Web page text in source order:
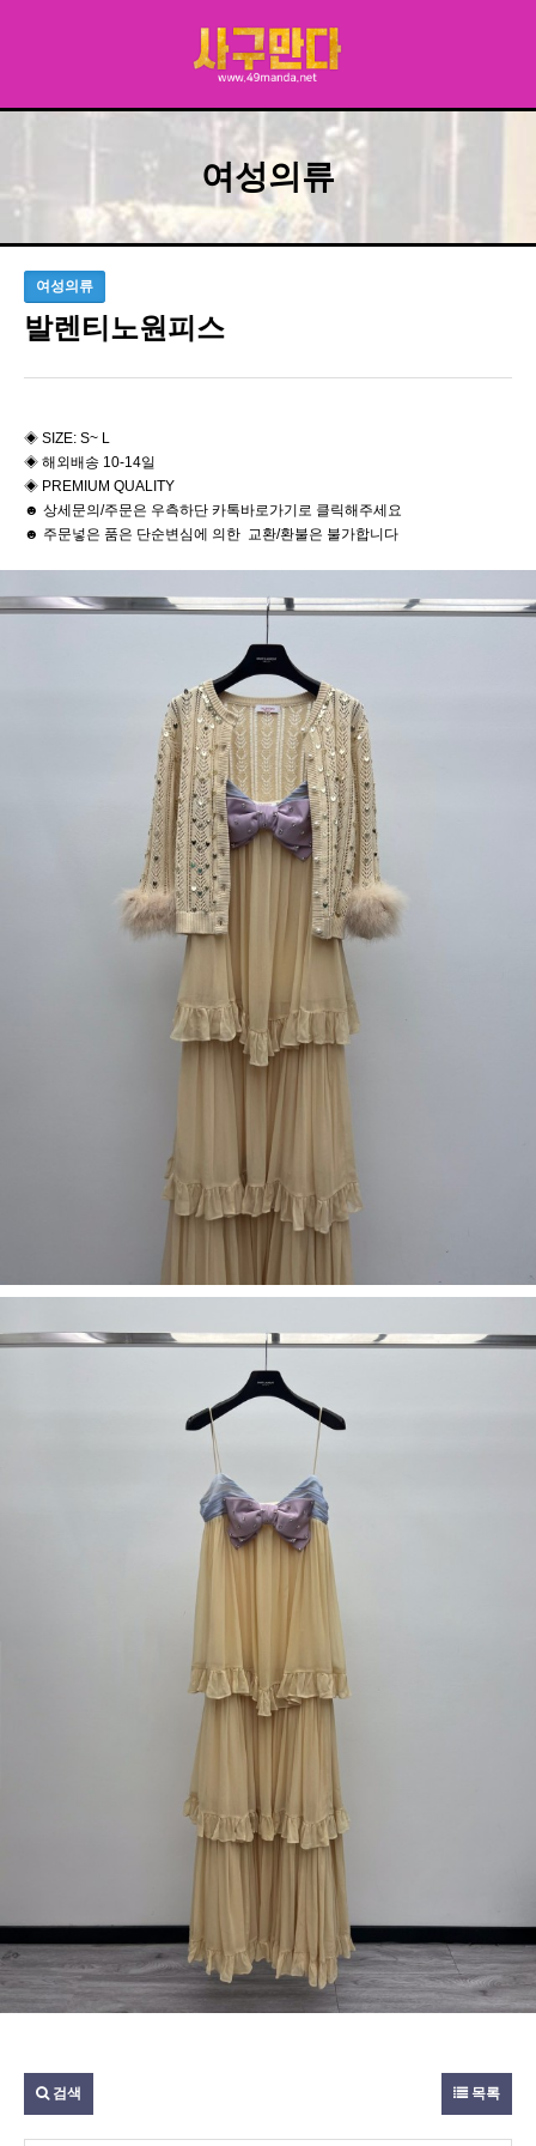
여성의류
여성의류
발렌티노원피스
◈ SIZE: S~ L
◈ 해외배송 10-14일
◈ PREMIUM QUALITY
☻ 상세문의/주문은 우측하단 카톡바로가기로 클릭해주세요
☻ 주문넣은 품은 단순변심에 의한 교환/환불은 불가합니다
검색 목록